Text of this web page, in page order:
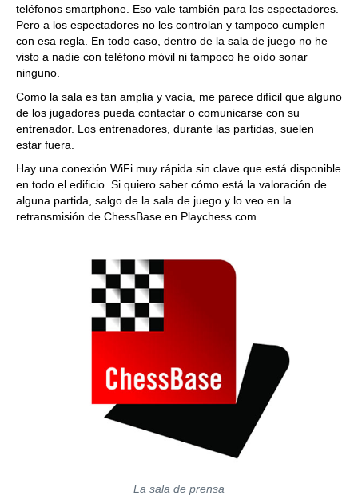
teléfonos smartphone. Eso vale también para los espectadores.
Pero a los espectadores no les controlan y tampoco cumplen
con esa regla. En todo caso, dentro de la sala de juego no he
visto a nadie con teléfono móvil ni tampoco he oído sonar
ninguno.
Como la sala es tan amplia y vacía, me parece difícil que alguno
de los jugadores pueda contactar o comunicarse con su
entrenador. Los entrenadores, durante las partidas, suelen
estar fuera.
Hay una conexión WiFi muy rápida sin clave que está disponible
en todo el edificio. Si quiero saber cómo está la valoración de
alguna partida, salgo de la sala de juego y lo veo en la
retransmisión de ChessBase en Playchess.com.
La sala de prensa